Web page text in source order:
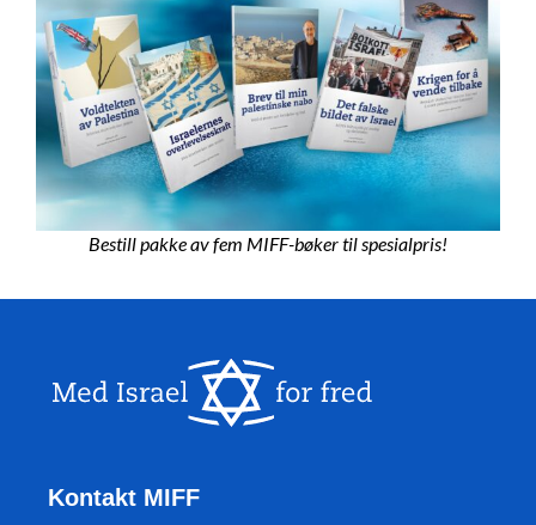
Bestill pakke av fem MIFF-bøker til spesialpris!
Kontakt MIFF